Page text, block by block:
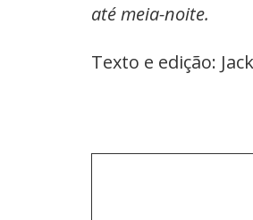
até meia-noite.
Texto e edição: